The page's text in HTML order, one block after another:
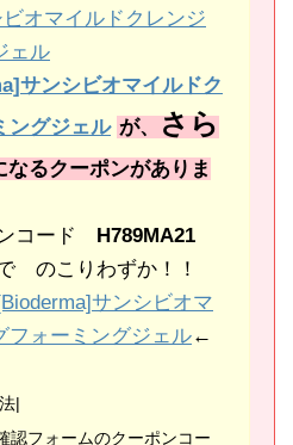
サンシビオマイルドク
ングジェル が、 さら
なるクーポンがありま
コード H789MA21
のこりわずか！！
サンシビオマ
フォーミングジェル←
|
認フォームのクーポンコー